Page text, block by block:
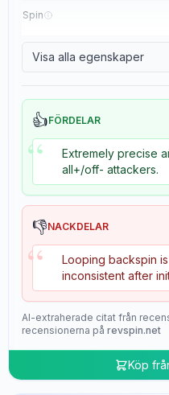
Spin
Visa alla egenskaper
👍FÖRDELAR
“
Extremely precise
all+/off- attackers.
👎NACKDELAR
“
Looping backspin
inconsistent after
AI-extraherade citat från
recensionerna på revspin.net
Köp